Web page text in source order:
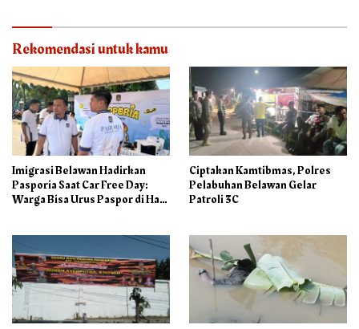
Rekomendasi untuk kamu
Imigrasi Belawan Hadirkan
Pasporia Saat Car Free Day:
Warga Bisa Urus Paspor di Hari
Ciptakan Kamtibmas, Polres
Pelabuhan Belawan Gelar
Patroli 3C